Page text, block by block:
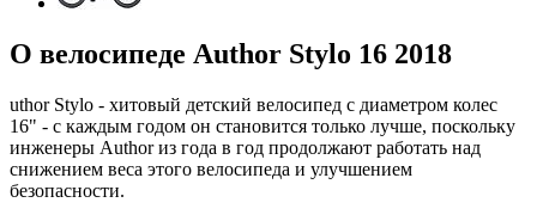
О велосипеде Author Stylo 16 2018
uthor Stylo - хитовый детский велосипед с диаметром колес
16" - с каждым годом он становится только лучше, поскольку
инженеры Author из года в год продолжают работать над
снижением веса этого велосипеда и улучшением
безопасности.